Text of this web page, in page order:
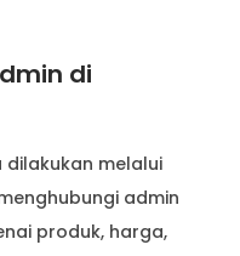
di
dilakukan melalui
admin
produk, harga,